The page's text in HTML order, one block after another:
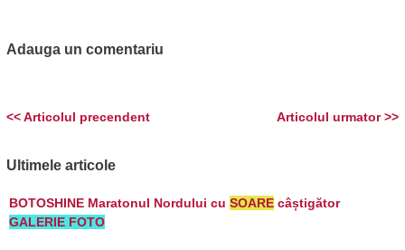
Adauga un comentariu
Articolul urmator >>
<< Articolul precendent
Ultimele articole
BOTOSHINE Maratonul Nordului cu SOAREcâștigător
GALERIE FOTO